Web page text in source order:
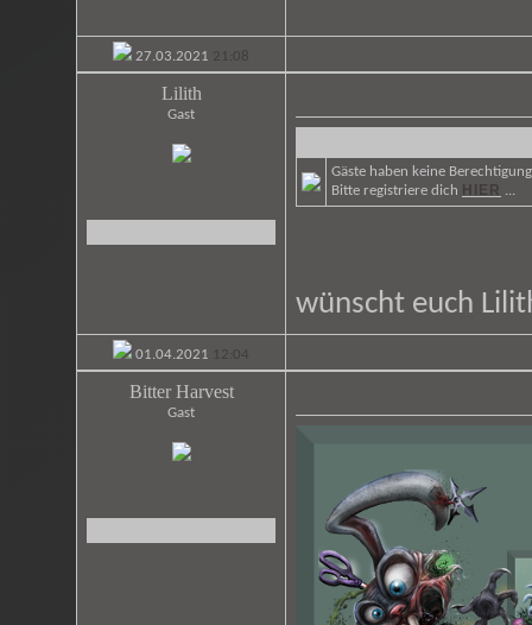
27.03.2021 21:08
Lilith
Gast
Gäste haben keine
Bitte registriere dich HIER ...
wünscht euch
01.04.2021 12:04
Bitter Harvest
Gast